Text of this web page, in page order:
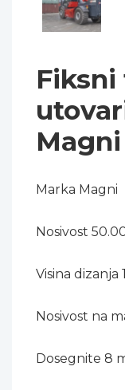
Magni
Marka Magni
Nosivost
Visina dizanja
Nosivost na
Dosegnite 8